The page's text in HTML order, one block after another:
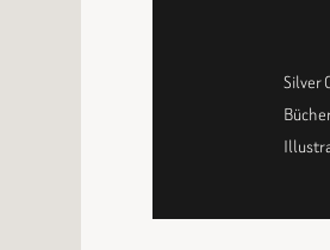
Silver